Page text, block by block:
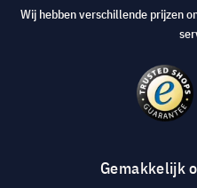
Wij hebben verschillende prijzen
Gemakkelijk